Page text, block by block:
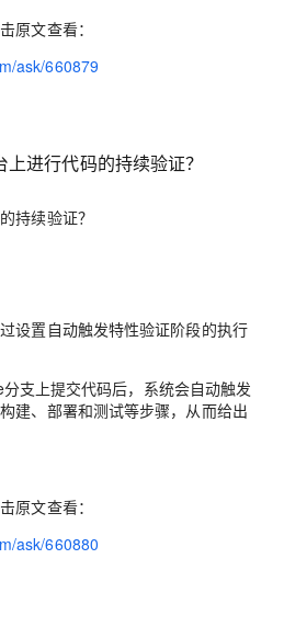
原文查看：
ask/660879
进行代码的持续验证？
持续验证？
设置自动触发特性验证阶段的执行
支上提交代码后，系统会自动触发
建、部署和测试等步骤，从而给出
原文查看：
ask/660880